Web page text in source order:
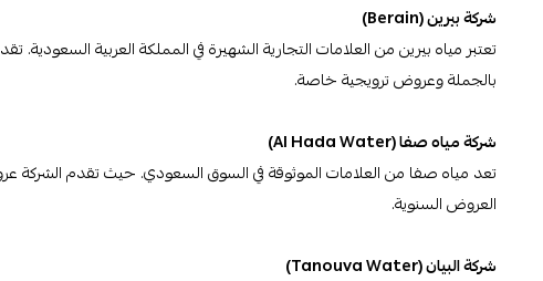
شركة بيرين (Berain)
تعتبر مياه بيرين من العلامات التجارية الشهيرة في المملكة العربية
بالجملة وعروض ترويجية خاصة.
شركة مياه صفا (Al Hada Water)
تعد مياه صفا من العلامات الموثوقة في السوق السعودي. حيث تقدم
العروض السنوية.
شركة البيان (Tanouva Water)